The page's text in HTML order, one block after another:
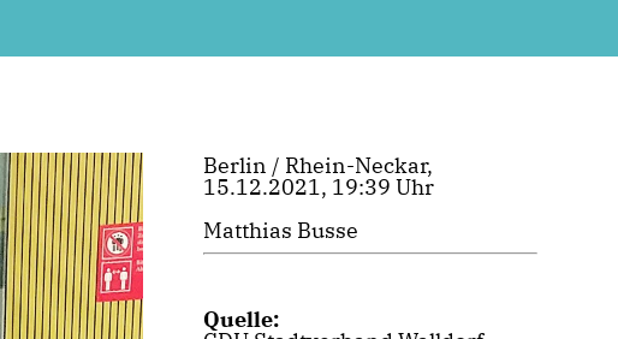
Berlin / Rhein-Neckar,
15.12.2021, 19:39 Uhr
Matthias Busse
Quelle: